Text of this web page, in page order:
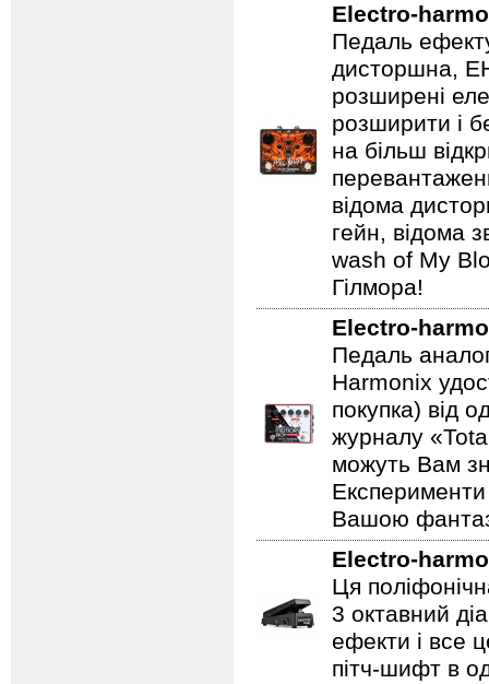
Electro-
Педаль
дисторшна,
розширені
розширити і
на більш
відома
гейн, відома
wash of My
Гілмора!
Electro-
Педаль
Harmonix
покупка) від
журналу
можуть Вам
Вашою
Electro-
Ця
3 октавний
ефекти і все
пітч-шифт в